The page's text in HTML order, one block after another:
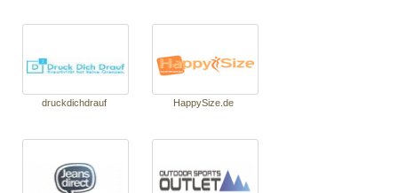
druckdichdrauf HappySi­ze.de